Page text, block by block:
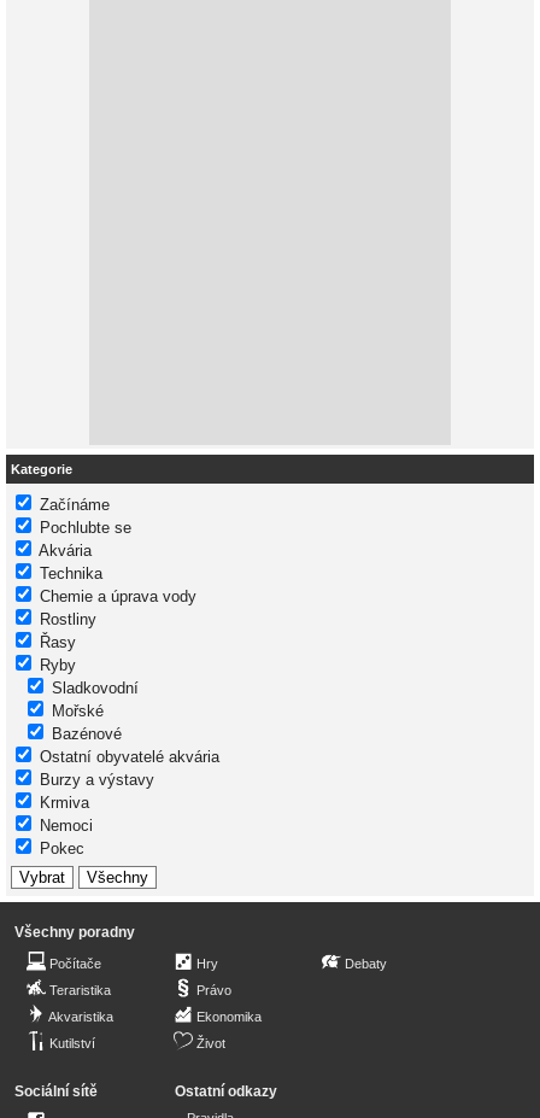
Kategorie
Začínáme
Pochlubte se
Akvária
Technika
Chemie a úprava vody
Rostliny
Řasy
Ryby
Sladkovodní
Mořské
Bazénové
Ostatní obyvatelé akvária
Burzy a výstavy
Krmiva
Nemoci
Pokec
Všechny poradny
Počítače
Teraristika
Akvaristika
Kutilství
Hry
Právo
Ekonomika
Život
Debaty
Sociální sítě Ostatní odkazy